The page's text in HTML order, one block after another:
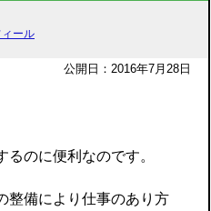
ール
公開日：2016年7月28日
のに便利なのです。
整備により仕事のあり方